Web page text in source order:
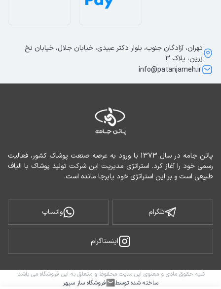
طبیعی است و بر این استراتژی خود پابرجا مانده است.
تلگرام واتساپ
اینستاگرام
تهران، آزادگان جنوب، بلوار دکتر عبیدی، خیابان جلال، خیابان نخ
زرین، پلاک 3
info@patanjameh.ir
کلیه حقوق مادی و معنوی این سایت محفوظ و متعلق به این فروشگاه می باشد.
ساخته شده توسط
فروشگاه ساز سپهر